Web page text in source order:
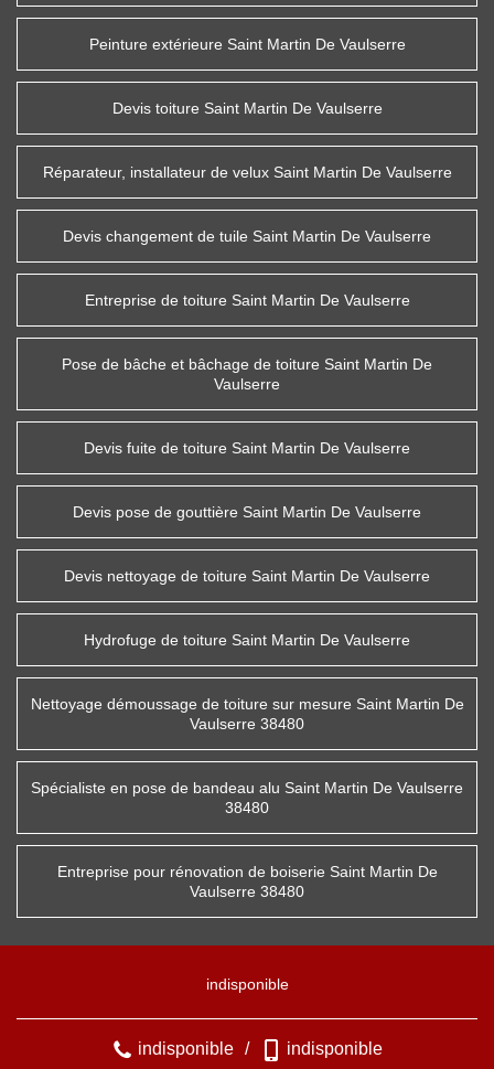
Peinture extérieure Saint Martin De Vaulserre
Devis toiture Saint Martin De Vaulserre
Réparateur, installateur de velux Saint Martin De Vaulserre
Devis changement de tuile Saint Martin De Vaulserre
Entreprise de toiture Saint Martin De Vaulserre
Pose de bâche et bâchage de toiture Saint Martin De
Vaulserre
Devis fuite de toiture Saint Martin De Vaulserre
Devis pose de gouttière Saint Martin De Vaulserre
Devis nettoyage de toiture Saint Martin De Vaulserre
Hydrofuge de toiture Saint Martin De Vaulserre
Nettoyage démoussage de toiture sur mesure Saint Martin De
Vaulserre 38480
Spécialiste en pose de bandeau alu Saint Martin De Vaulserre
38480
Entreprise pour rénovation de boiserie Saint Martin De
Vaulserre 38480
indisponible
indisponible / indisponible